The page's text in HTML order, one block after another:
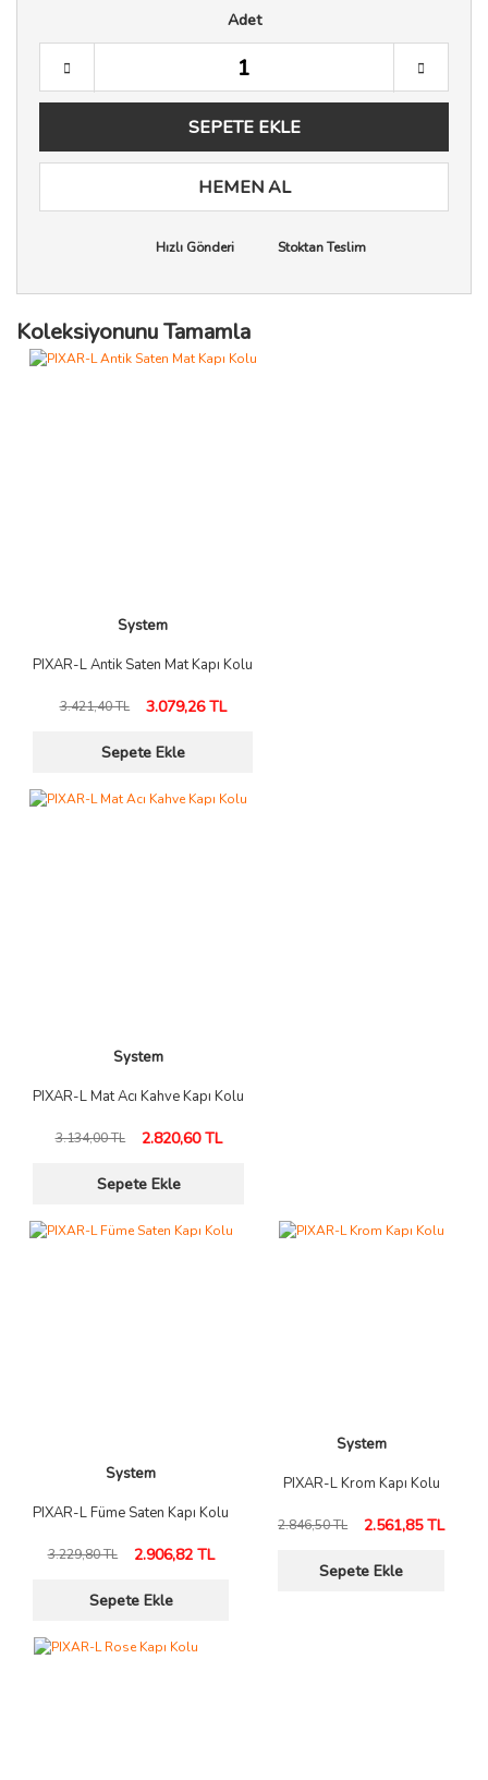
Adet
SEPETE EKLE
HEMEN AL
Hızlı Gönderi Stoktan Teslim
Koleksiyonunu Tamamla
System
PIXAR-L Antik Saten Mat Kapı Kolu
3.421,40 TL 3.079,26 TL
Sepete Ekle
System
PIXAR-L Mat Acı Kahve Kapı Kolu
3.134,00 TL 2.820,60 TL
Sepete Ekle
System
PIXAR-L Füme Saten Kapı Kolu
3.229,80 TL 2.906,82 TL
Sepete Ekle
System
PIXAR-L Krom Kapı Kolu
2.846,50 TL 2.561,85 TL
Sepete Ekle